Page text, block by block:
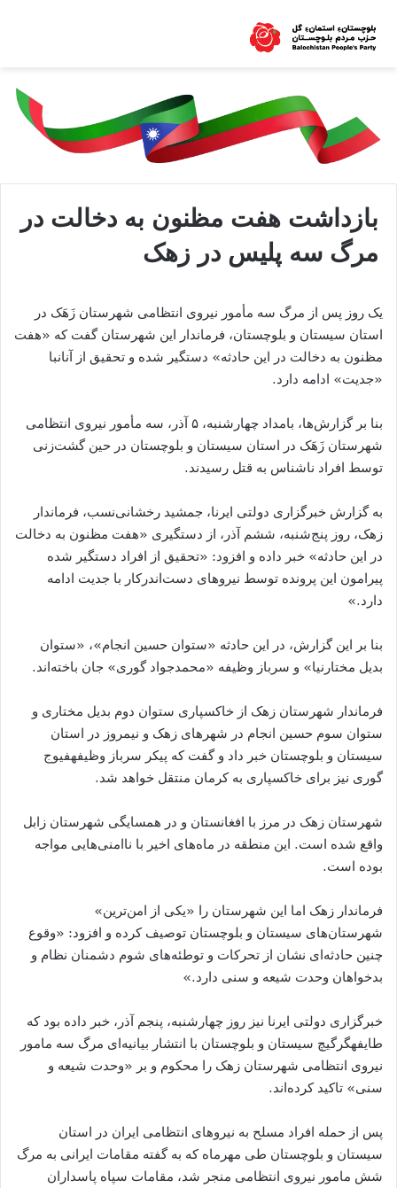
بازداشت هفت مظنون به دخالت در
مرگ سه پلیس در زهک
یک روز پس از مرگ سه مأمور نیروی انتظامی شهرستان زَهَک در
استان سیستان و بلوچستان، فرماندار این شهرستان گفت که «هفت
مظنون به دخالت در این حادثه» دستگیر شده و تحقیق از آنانبا
«جدیت» ادامه دارد.
بنا بر گزارش‌ها، بامداد چهارشنبه، ۵ آذر، سه مأمور نیروی انتظامی
شهرستان زَهَک در استان سیستان و بلوچستان در حین گشت‌زنی
توسط افراد ناشناس به قتل رسیدند.
به گزارش خبرگزاری دولتی ایرنا، جمشید رخشانی‌نسب، فرماندار
زهک، روز پنج‌شنبه، ششم آذر، از دستگیری «هفت مظنون به دخالت
در این حادثه» خبر داده و افزود: «تحقیق از افراد دستگیر شده
پیرامون این پرونده توسط نیروهای دست‌اندرکار با جدیت ادامه
دارد.»
بنا بر این گزارش، در این حادثه «ستوان حسین انجام»، «ستوان
بدیل مختارنیا» و سرباز وظیفه «محمدجواد گوری» جان باخته‌اند.
فرماندار شهرستان زهک از خاکسپاری ستوان دوم بدیل مختاری و
ستوان سوم حسین انجام در شهرهای زهک و نیمروز در استان
سیستان و بلوچستان خبر داد و گفت که پیکر سرباز وظیفهفیوج
گوری نیز برای خاکسپاری به کرمان منتقل خواهد شد.
شهرستان زهک در مرز با افغانستان و در همسایگی شهرستان زابل
واقع شده است. این منطقه در ماه‌های اخیر با ناامنی‌هایی مواجه
بوده است.
فرماندار زهک اما این شهرستان را «یکی از امن‌ترین»
شهرستان‌های سیستان و بلوچستان توصیف کرده و افزود: «وقوع
چنین حادثه‌ای نشان از تحرکات و توطئه‌های شوم دشمنان نظام و
بدخواهان وحدت شیعه و سنی دارد.»
خبرگزاری دولتی ایرنا نیز روز چهارشنبه، پنجم آذر، خبر داده بود که
طایفهگرگیچ سیستان و بلوچستان با انتشار بیانیه‌ای مرگ سه مامور
نیروی انتظامی شهرستان زهک را محکوم و بر «وحدت شیعه و
سنی» تاکید کرده‌اند.
پس از حمله افراد مسلح به نیروهای انتظامی ایران در استان
سیستان و بلوچستان طی مهرماه که به گفته مقامات ایرانی به مرگ
شش مامور نیروی انتظامی منجر شد، مقامات سپاه پاسداران